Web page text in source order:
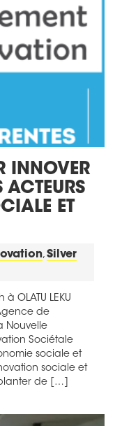
INNOVER
ACTEURS
ET
,Silver
OLATU LEKU
de
Nouvelle
Sociétale
sociale et
sociale et
de […]